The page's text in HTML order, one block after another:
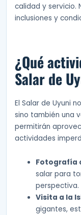
calidad y servicio.
inclusiones y
¿Qué
Salar de
El Salar de Uyuni
sino también una
permitirán
actividades
Fotografía
salar para
perspectiva.
Visita a la
gigantes,